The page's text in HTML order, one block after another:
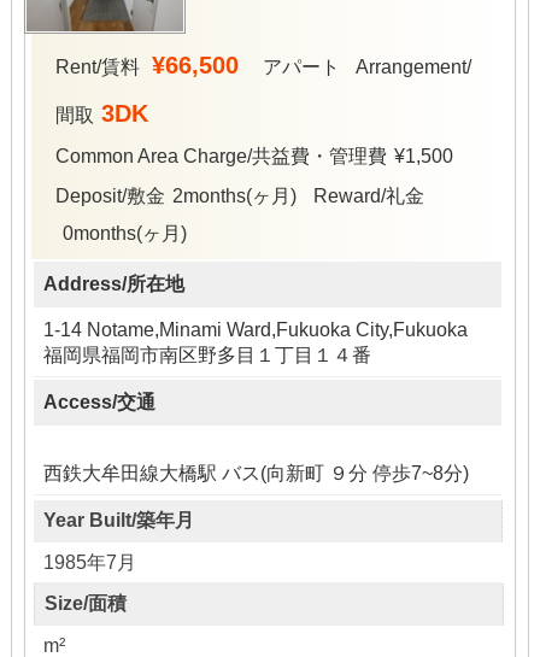
Rent/賃料 ¥66,500 アパート Arrangement/
間取 3DK
Common Area Charge/共益費・管理費 ¥1,500
Deposit/敷金 2months(ヶ月)
Reward/礼金
0months(ヶ月)
Address/所在地
1-14 Notame,Minami Ward,Fukuoka City,Fukuoka
福岡県福岡市南区野多目１丁目１４番
Access/交通
西鉄大牟田線大橋駅 バス(向新町 ９分 停歩7~8分)
Year Built/築年月
1985年7月
Size/面積
m²